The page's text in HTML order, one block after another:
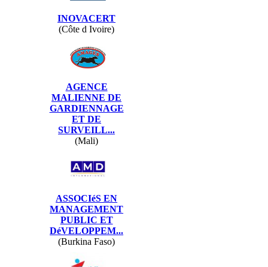
INOVACERT
(Côte d Ivoire)
AGENCE
MALIENNE DE
GARDIENNAGE
ET DE
SURVEILL...
(Mali)
ASSOCIéS EN
MANAGEMENT
PUBLIC ET
DéVELOPPEM...
(Burkina Faso)